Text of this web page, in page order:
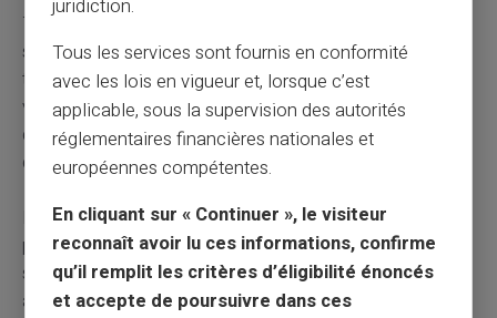
Trouver la méthode qui vous convient dépend de votre
situation et de vos habitudes d'achat. Les micro-
transactions ne nécessitent pas toujours la même
vigilance que les achats importants. Il devient crucial
d'adapter votre stratégie - la sécurité en dépend
directement.
Pour des paiements en ligne sûrs soyez attentifs : optez
pour l'authentification forteet privilégiez toujours les
sites web sécurisés. Appliquez ces conseils sans tarder
afin d'effectuer des transactions sans souci. Préserver
juridiction.
Tous les services sont fournis en conformité
avec les lois en vigueur et, lorsque c’est
applicable, sous la supervision des autorités
réglementaires financières nationales et
européennes compétentes.
En cliquant sur « Continuer », le visiteur
reconnaît avoir lu ces informations, confirme
qu’il remplit les critères d’éligibilité énoncés
et accepte de poursuivre dans ces